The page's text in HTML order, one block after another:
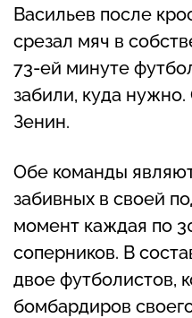
Васильев после
срезал мяч в
73-ей минуте
забили, куда
Зенин.
Обе команды
забивных в своей
момент каждая по
соперников. В
двое футболистов,
бомбардиров